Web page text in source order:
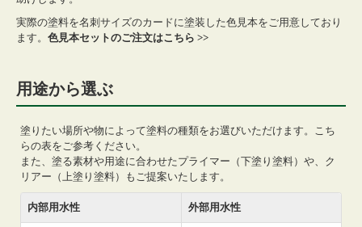
実際の塗料を名刺サイズのカードに塗装した色見本をご用意しており
ます。 色見本セットのご注文はこちら >>
用途から選ぶ
塗りたい場所や物によって塗料の種類をお選びいただけます。こち
らの表をご参考ください。
また、塗る素材や用途に合わせたプライマー（下塗り塗料）や、ク
リアー（上塗り塗料）もご提案いたします。
内部用水性 外部用水性